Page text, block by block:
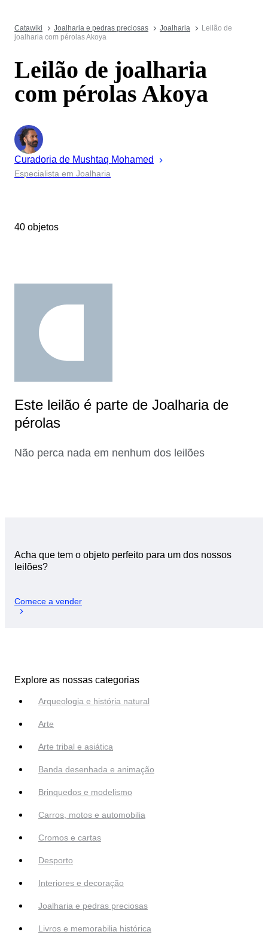
Catawiki Joalharia e pedras preciosas Joalharia
Leilão de
joalharia com pérolas Akoya
Leilão de joalharia
com pérolas Akoya
Curadoria de Mushtaq Mohamed
Especialista em Joalharia
40 objetos
Este leilão é parte de Joalharia de
pérolas
Não perca nada em nenhum dos leilões
Acha que tem o objeto perfeito para um dos nossos
leilões?
Comece a vender
Explore as nossas categorias
Arqueologia e história natural
Arte
Arte tribal e asiática
Banda desenhada e animação
Brinquedos e modelismo
Carros, motos e automobilia
Cromos e cartas
Desporto
Interiores e decoração
Joalharia e pedras preciosas
Livros e memorabilia histórica